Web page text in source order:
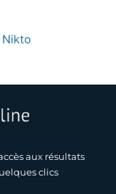
aux résultats
clics